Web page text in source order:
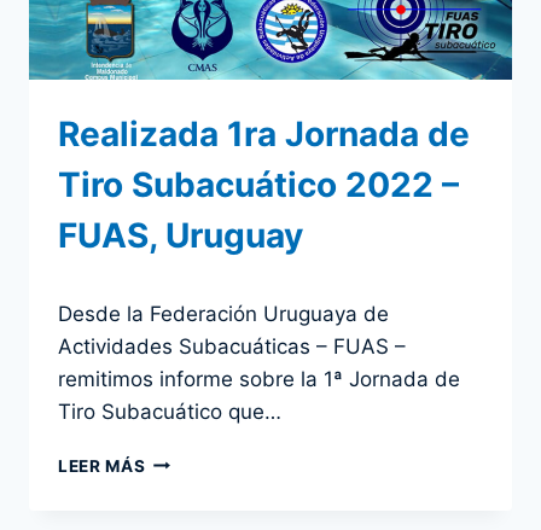
RESULTADOS
Realizada 1ra Jornada de
Tiro Subacuático 2022 –
FUAS, Uruguay
admin
Desde la Federación Uruguaya de
Actividades Subacuáticas – FUAS –
remitimos informe sobre la 1ª Jornada de
Tiro Subacuático que…
LEER MÁS REALIZADA